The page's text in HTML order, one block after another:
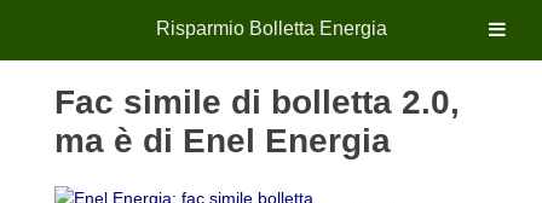
content
Fac simile di bolletta 2.0,
ma è di Enel Energia
Risparmio Bolletta Energia